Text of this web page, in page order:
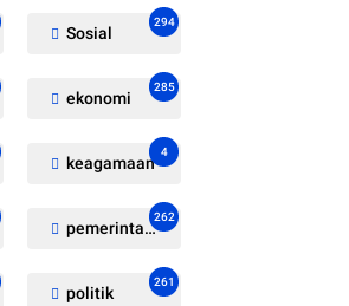
Sosial
294
ekonomi
285
keagamaan
4
pemerintahan
262
politik
261